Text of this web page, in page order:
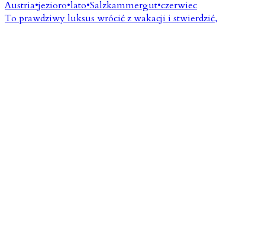
To prawdziwy luksus wrócić z wakacji i stwierdzić,